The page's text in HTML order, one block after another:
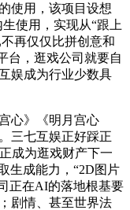
使用，该项目设想
使用，实现从“跟上
再仅仅比拼创意和
台，逛戏公司就要自
娱成为行业少数具
心》《明月宫心
三七互娱正好踩正
成为逛戏财产下一
生成能力，“2D图片
正在AI的落地根基要
剧情、甚至世界法